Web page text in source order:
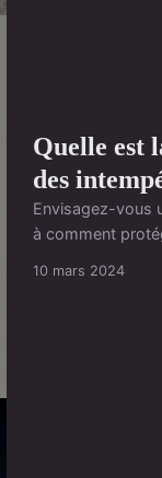
Quelle est
des
Envisagez-vous
à comment
10 mars 2024